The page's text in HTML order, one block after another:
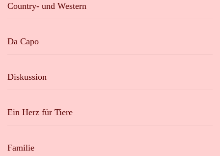
Country- und Western
Da Capo
Diskussion
Ein Herz für Tiere
Familie